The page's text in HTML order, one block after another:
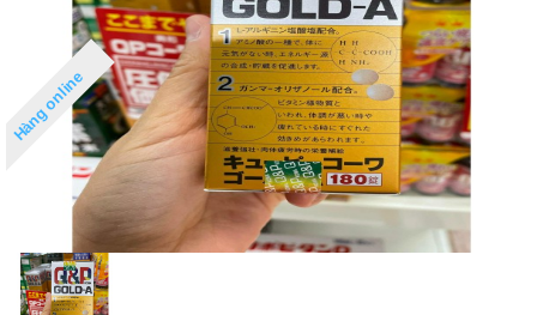
Hàng online